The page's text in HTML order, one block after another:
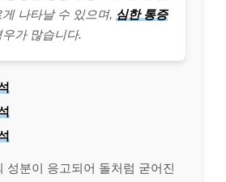
게 나타날 수 있으며, 심한 통증
가 많습니다.
성분이 응고되어 돌처럼 굳어진